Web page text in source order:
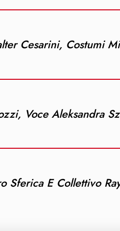
Cesarini, Costumi
Voce Aleksandra
Sferica E Collettivo